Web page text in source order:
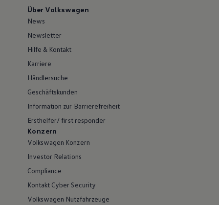
Über Volkswagen
News
Newsletter
Hilfe & Kontakt
Karriere
Händlersuche
Geschäftskunden
Information zur Barrierefreiheit
Ersthelfer/ first responder
Konzern
Volkswagen Konzern
Investor Relations
Compliance
Kontakt Cyber Security
Volkswagen Nutzfahrzeuge